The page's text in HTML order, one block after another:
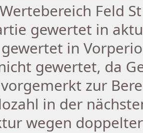
Wertebereich Feld
gewertet in
in
gewertet, da
vorgemerkt zur
in der
wegen